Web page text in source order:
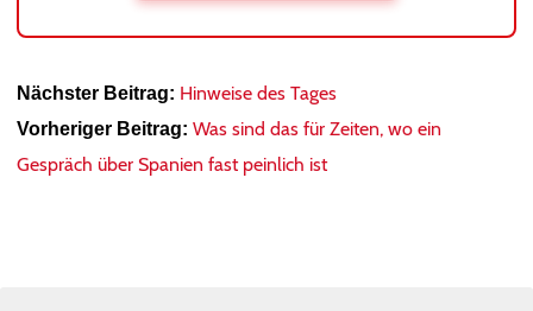
Nächster Beitrag: Hinweise des Tages
Vorheriger Beitrag: Was sind das für Zeiten, wo ein
Gespräch über Spanien fast peinlich ist